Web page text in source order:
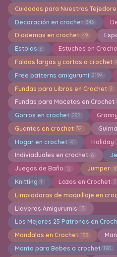
Cuidados para Nuestros
Decoración en crochet 343
Diademas en crochet 49
Estolas 3 Estuches en
Faldas largas y cortas a crochet
Free patterns amigurumi 2194
Fundas para Libros en Crochet 3
Fundas para Macetas en Crochet
Gorros en crochet 282
Guantes en crochet 32
Hogar en crochet 41 Holiday
Indiviaduales en crochet 6
Juegos de Baño 12 Jumper
Knitting 1 Lazos en Crochet 2
Limpiadoras de maquillaje en
Llaveros Amigurumis 13
Los Mejores 25 Patrones en
Mandalas en Crochet 158
Manta para Bebes a crochet 190